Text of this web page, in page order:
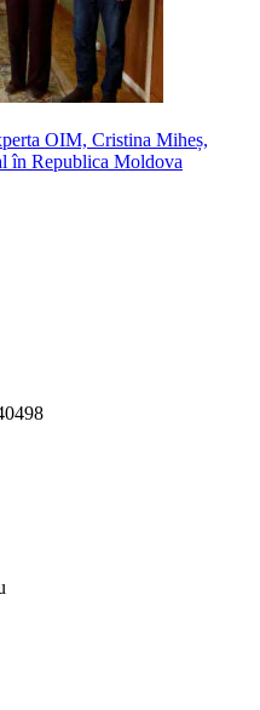
OIM, Cristina Miheș,
în Republica Moldova